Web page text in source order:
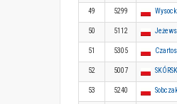
49 5299
50 5112
51 5305
52 5007
53 5240